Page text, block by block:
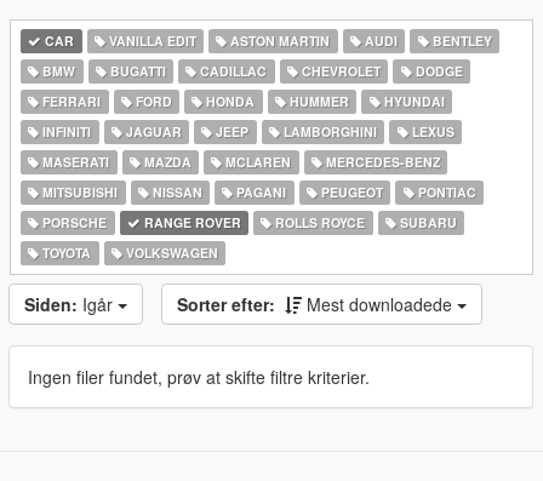
CAR VANILLA EDIT ASTON MARTIN AUDI
BENTLEY
BMW
BUGATTI CADILLAC CHEVROLET
DODGE
FERRARI
FORD HONDA HUMMER
HYUNDAI
INFINITI
JAGUAR JEEP LAMBORGHINI
LEXUS
MASERATI
MAZDA MCLAREN
MERCEDES-BENZ
MITSUBISHI
NISSAN PAGANI PEUGEOT
PONTIAC
PORSCHE
RANGE ROVER ROLLS ROYCE
SUBARU
TOYOTA
VOLKSWAGEN
Siden: Igår Sorter efter: Mest downloadede
Ingen filer fundet, prøv at skifte filtre kriterier.